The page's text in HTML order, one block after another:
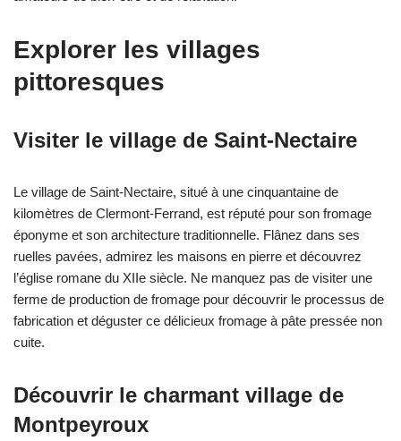
Explorer les villages
pittoresques
Visiter le village de Saint-Nectaire
Le village de Saint-Nectaire, situé à une cinquantaine de
kilomètres de Clermont-Ferrand, est réputé pour son fromage
éponyme et son architecture traditionnelle. Flânez dans ses
ruelles pavées, admirez les maisons en pierre et découvrez
l’église romane du XIIe siècle. Ne manquez pas de visiter une
ferme de production de fromage pour découvrir le processus de
fabrication et déguster ce délicieux fromage à pâte pressée non
cuite.
Découvrir le charmant village de
Montpeyroux